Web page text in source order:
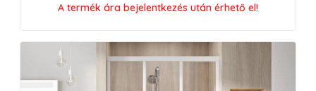
A termék ára bejelentkezés után érhető el!